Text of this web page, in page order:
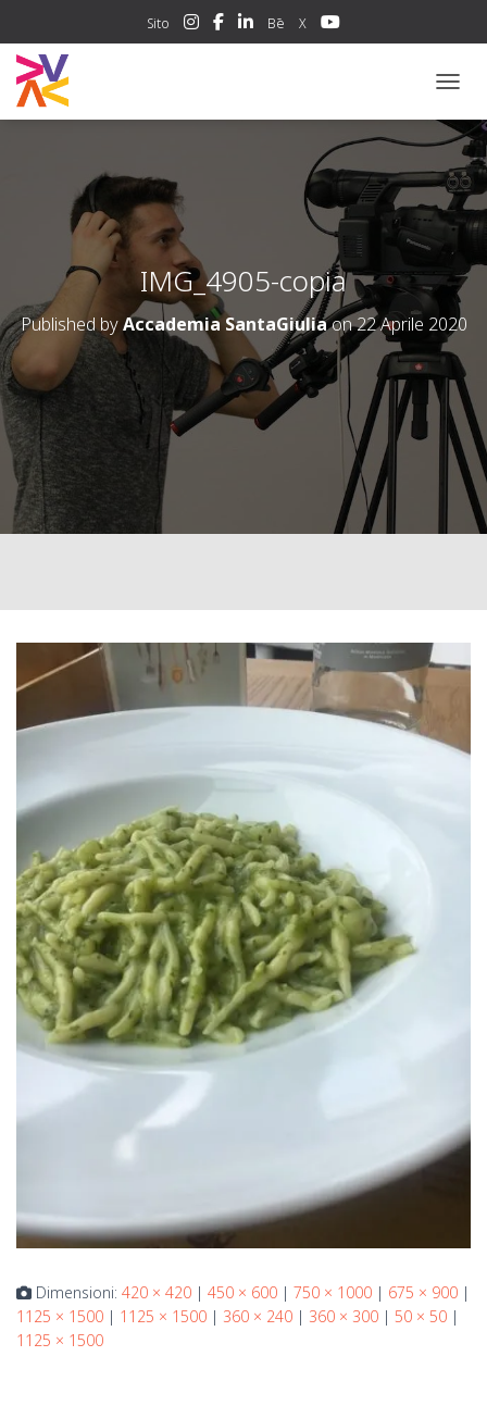
Sito Bē X
IMG_4905-copia
Published byAccademia SantaGiuliaon22 Aprile 2020
Dimensioni: 420 × 420 | 450 × 600 | 750 × 1000 | 675 × 900 |
1125 × 1500 | 1125 × 1500 | 360 × 240 | 360 × 300 | 50 × 50 |
1125 × 1500